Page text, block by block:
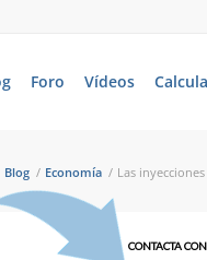
Foro Vídeos
Blog / Economía / Las